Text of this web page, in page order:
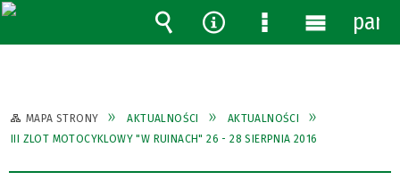
MAPA STRONY AKTUALNOŚCI
AKTUALNOŚCI
III ZLOT MOTOCYKLOWY "W RUINACH" 26 - 28 SIERPNIA 2016
Wyszukiwarka
Narzędzia
MenuMenu